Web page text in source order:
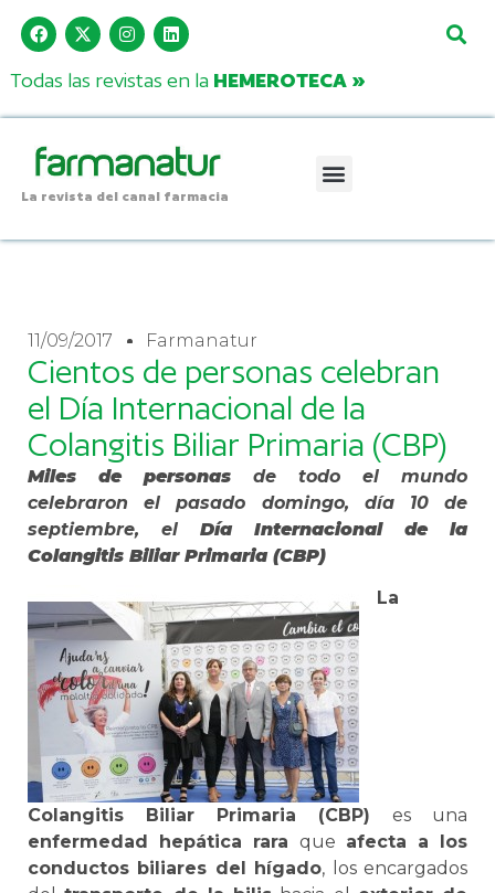
Todas las revistas en la HEMEROTECA »
La revista del canal farmacia
11/09/2017 Farmanatur
Cientos de personas celebran
el Día Internacional de la
Colangitis Biliar Primaria (CBP)
Miles de personas de todo el mundo
celebraron el pasado domingo, día 10 de
septiembre, el Día Internacional de la
Colangitis Biliar Primaria (CBP)
La
Colangitis Biliar Primaria (CBP) es una
enfermedad hepática rara que afecta a los
conductos biliares del hígado, los encargados